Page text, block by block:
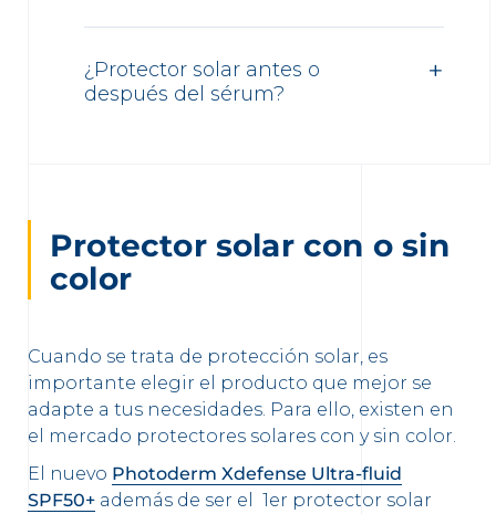
¿Protector solar antes o
después del sérum?
Protector solar con o sin
color
Cuando se trata de protección solar, es
importante elegir el producto que mejor se
adapte a tus necesidades. Para ello, existen en
el mercado protectores solares con y sin color.
El nuevo Photoderm Xdefense Ultra-fluid
SPF50+ además de ser el 1er protector solar